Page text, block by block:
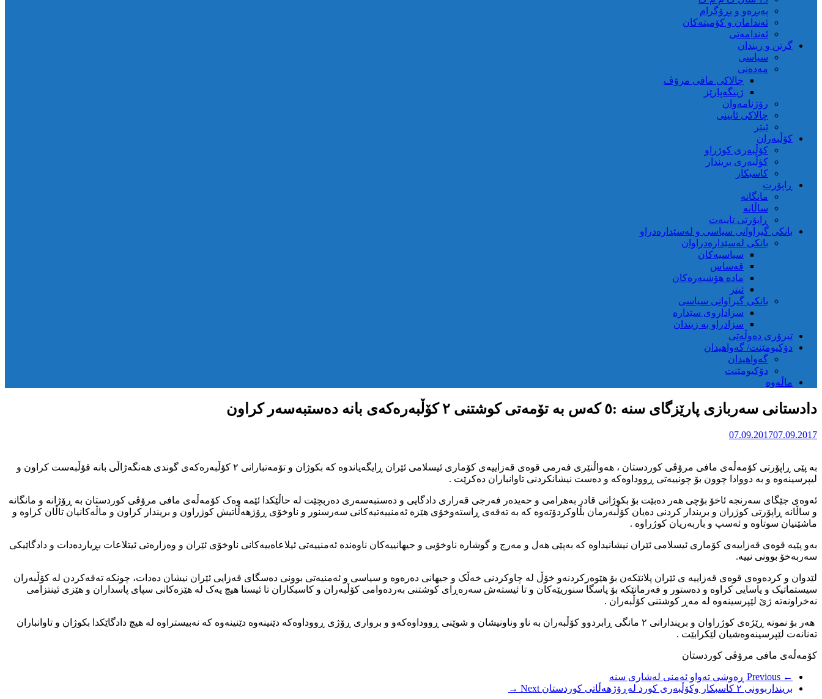
پەیڕەو و پڕۆگرام
ئەندامان و کۆمیتەکان
ئەندامەتی
گرتن و زیندان
سیاسی
مەدەنی
چالاکی مافی مرۆڤ
ژینگەپارێز
رۆژنامەوان
چالاکی ئایینی
ئیتر
کۆڵبەران
کۆڵبەری کوژراو
کؤڵبەری بریندار
کاسبکار
ڕاپۆرت
مانگانە
ساڵانە
ڕاپۆرتی تایبەت
بانکی گیراوانی سیاسی و لەسێدارەدراو
بانکی لەسێدارەدراوان
سیاسیەکان
قەساس
مادە هۆشبەرەکان
ئیتر
بانکی گیراوانی سیاسی
سزاداروی سێدارە
سزادراو بە زیندان
تیرۆری دەوڵەتی
دۆکیومێنت/ گەواهیدان
گەواهیدان
دۆکیومێنت
ماڵەوە
دادستانی سەربازی پارێزگای سنە :٥ کەس بە تۆمەتی کوشتنی ۲ کۆڵبەرەکەی بانە دەستبەسەر کراون
07.09.201707.09.2017
بە پێی ڕاپۆرتی کۆمەڵەی مافی مرۆڤی کوردستان ، هەواڵنێری فەرمی قوەی قەزاییەی کۆماری ئیسلامی ئێران ڕایگەیاندوە کە بکوژان و تۆمەتبارانی ۲ کۆڵبەرەکەی گوندی هەنگەژاڵی بانە قۆڵبەست کراون و
لیپرسینەوە و بە دووادا چوون بۆ چونییەتی ڕووداوەکە و دەست نیشانکردنی تاوانباران دەکرێت .
ئەوەی جێگای سەرنجە ئاخۆ بۆچی هەر دەبێت بۆ بکوژانی قادر بەهرامی و حەیدەر فەرجی قەراری دادگایی و دەستبەسەری دەربچێت لە حاڵێکدا ئێمە وەک کۆمەڵەی مافی مرۆڤی کوردستان بە ڕۆژانە و مانگانە
و ساڵانە ڕاپۆرتی کوژران و بریندار کردنی دەیان کۆڵبەرمان بڵاوکردۆتەوە کە بە تەقەی ڕاستەوخۆی هێزە ئەمنییەتیەکانی سەرسنور و ناوخۆی ڕۆژهەڵاتیش کوژراون و بریندار کراون و ماڵەکانیان تاڵان کراوە و
ماشێنیان سوتاوە و ئەسپ و باربەریان کوژراوە .
بەو پێیە قوەی قەزاییەی کۆماری ئیسلامی ئێران نیشانیداوە کە بەپێی هەل و مەرج و گوشارە ناوخۆیی و جیهانییەکان ناوەندە ئەمنییەتی ئیلاعاەییەکانی ناوخۆی ئێران و وەزارەتی ئیتلاعات بڕیاردەدات و دادگاێیکی
سەربەخۆ بوونی نییە.
لێدوان و کردەوەی قوەی قەزاییە ی ئێران پلانێکەن بۆ هێوەرکردنەو خۆڵ لە چاوکردنی خەڵک و جیهانی دەرەوە و سیاسی و ئەمنیەتی بوونی دەسگای قەزایی ئێران نیشان دەدات، چونکە تەقەکردن لە کۆڵبەران
سیستماتیک و یاسایی کراوە و دەستور و فەرمانێکە بۆ پاسگا سنوریێەکان و تا ئیستەش سەرەڕای کوشتنی بەردەوامی کۆڵبەران و کاسبکاران تا ئیستا هیچ یەک لە هێزەکانی سپای پاسداران و هێزی ئینتزامی
نەخراونەتە ژێ لێپرسینەوە لە مەڕ کوشتنی کۆڵبەران .
هەر بۆ نمونە ڕێژەی کوژراوان و بریندارانی ۲ مانگی ڕابردوو کۆڵبەران بە ناو وناونیشان و شوێنی ڕووداوەکەو و برواری ڕۆژی ڕووداوەکە دێنینەوە دێنینەوە کە نەبیستراوە لە هیچ دادگاێکدا بکوژان و تاوانباران
تەنانەت لێپرسینەوەشیان لێکرابێت .
کۆمەڵەی مافی مرۆڤی کوردستان
← Previous
ڕەوشی تەواو ئەمنی لەشاری سنە
برینداربوونی ۲ کاسبکار وکۆڵبەری کورد لەڕۆژهەڵاتی کوردستان
Next →